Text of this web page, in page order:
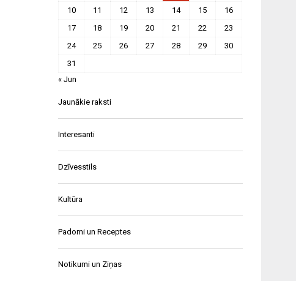
10
11 12 13 14 15
16
17
18 19 20 21 22
23
24
25 26 27 28 29
30
31
« Jun
Jaunākie raksti
Interesanti
Dzīvesstils
Kultūra
Padomi un Receptes
Notikumi un Ziņas